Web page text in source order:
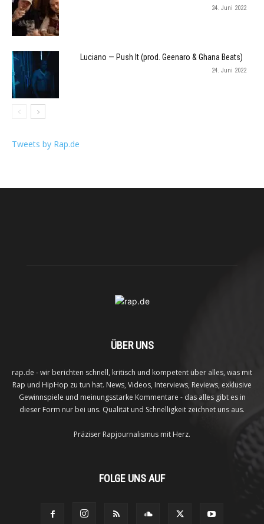
24. Juni 2022
Luciano — Push It (prod. Geenaro & Ghana Beats)
24. Juni 2022
Tweets by Rap.de
ÜBER UNS
rap.de - wir berichten schnell, kritisch und kompetent über alles, was mit
Rap und HipHop zu tun hat. News, Videos, Interviews, Reviews, exklusive
Gewinnspiele und meinungsstarke Kommentare - das alles gibt es in
dieser Form nur bei uns. Qualität und Schnelligkeit zeichnet uns aus.
Präziser Rapjournalismus mit Herz.
FOLGE UNS AUF